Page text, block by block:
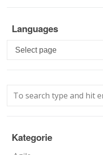
Languages
Languages
Kategorie